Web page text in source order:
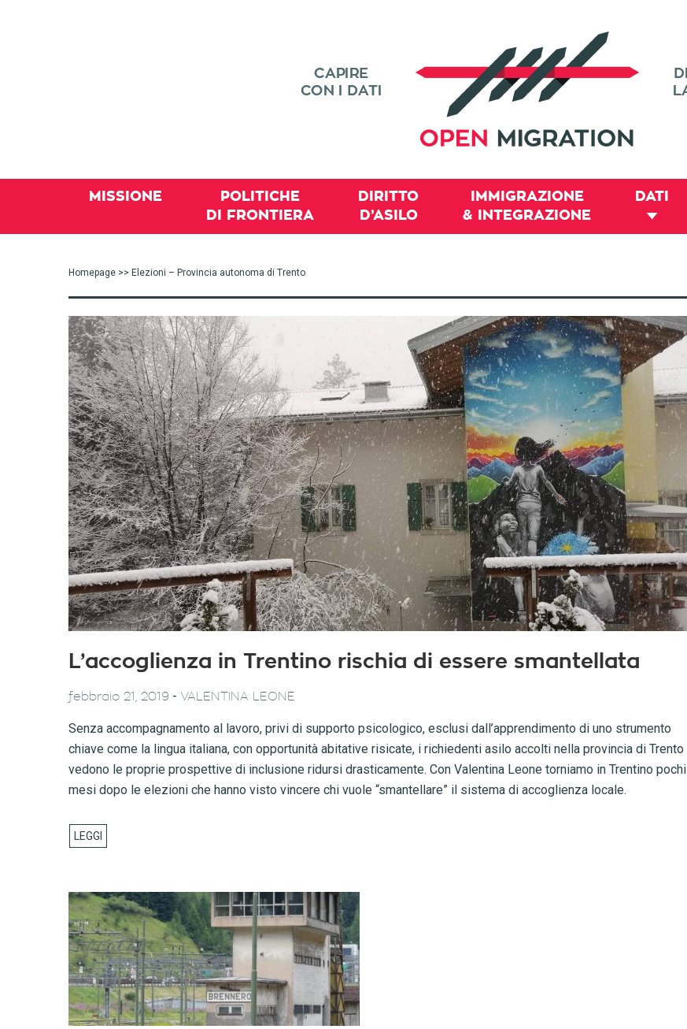
MISSIONE
POLITICHE
DI FRONTIERA
DIRITTO
D’ASILO
IMMIGRAZIONE
& INTEGRAZIONE
DATI
Homepage >> Elezioni – Provincia autonoma di Trento
L’accoglienza in Trentino rischia di essere smantellata
febbraio 21, 2019 - VALENTINA LEONE
Senza accompagnamento al lavoro, privi di supporto psicologico, esclusi dall’apprendimento di uno strumento
chiave come la lingua italiana, con opportunità abitative risicate, i richiedenti asilo accolti nella provincia di Trento
vedono le proprie prospettive di inclusione ridursi drasticamente. Con Valentina Leone torniamo in Trentino pochi
mesi dopo le elezioni che hanno visto vincere chi vuole “smantellare” il sistema di accoglienza locale.